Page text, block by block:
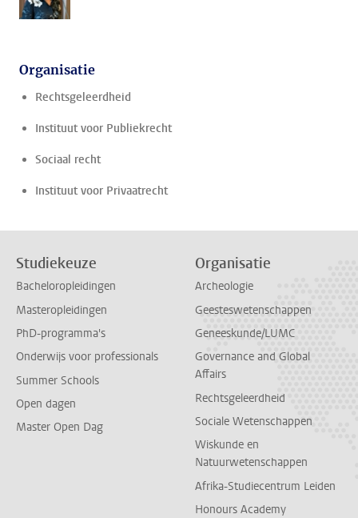
Organisatie
Rechtsgeleerdheid
Instituut voor Publiekrecht
Sociaal recht
Instituut voor Privaatrecht
Studiekeuze
Bacheloropleidingen
Masteropleidingen
PhD-programma's
Onderwijs voor professionals
Summer Schools
Open dagen
Master Open Dag
Organisatie
Archeologie
Geesteswetenschappen
Geneeskunde/LUMC
Governance and Global
Affairs
Rechtsgeleerdheid
Sociale Wetenschappen
Wiskunde en
Natuurwetenschappen
Afrika-Studiecentrum Leiden
Honours Academy